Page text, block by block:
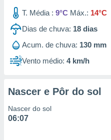
T. Média : 9°C Máx.: 14°C
Dias de chuva: 18 dias
Acum. de chuva: 130 mm
Vento médio: 4 km/h
Nascer e Pôr do sol
Nascer do sol
06:07